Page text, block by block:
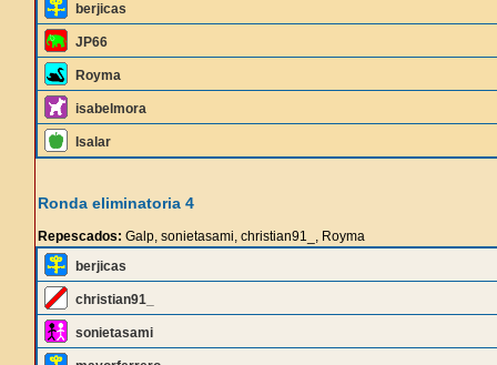
berjicas
JP66
Royma
isabelmora
Isalar
Ronda eliminatoria 4
Repescados: Galp, sonietasami, christian91_, Royma
berjicas
christian91_
sonietasami